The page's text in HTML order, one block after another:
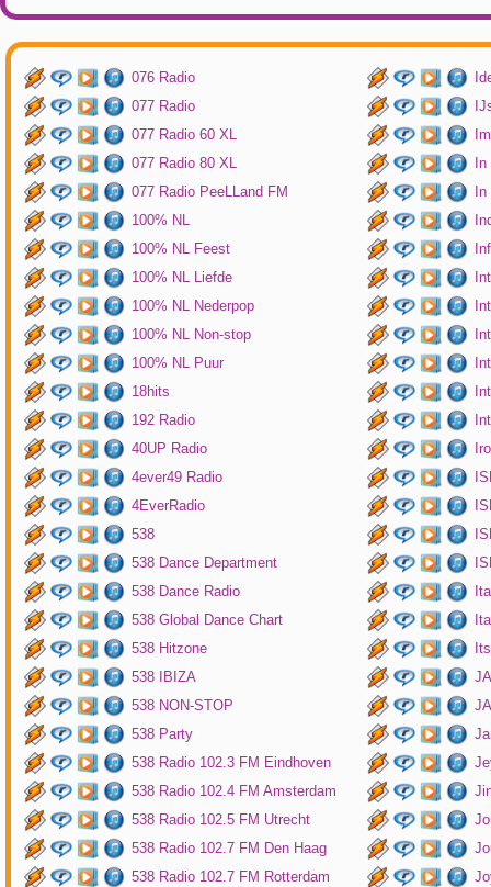
076 Radio
077 Radio
077 Radio 60 XL
077 Radio 80 XL
077 Radio PeeLLand FM
100% NL
100% NL Feest
100% NL Liefde
100% NL Nederpop
100% NL Non-stop
100% NL Puur
18hits
192 Radio
40UP Radio
4ever49 Radio
4EverRadio
538
538 Dance Department
538 Dance Radio
538 Global Dance Chart
538 Hitzone
538 IBIZA
538 NON-STOP
538 Party
538 Radio 102.3 FM Eindhoven
538 Radio 102.4 FM Amsterdam
538 Radio 102.5 FM Utrecht
538 Radio 102.7 FM Den Haag
538 Radio 102.7 FM Rotterdam